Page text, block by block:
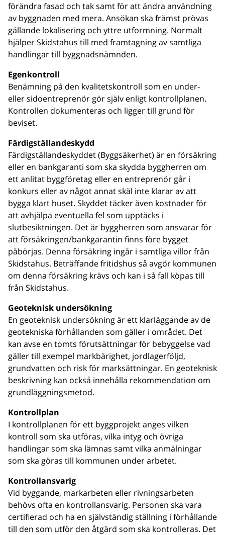
förändra fasad och tak samt för att ändra användning
av byggnaden med mera. Ansökan ska främst prövas
gällande lokalisering och yttre utformning. Normalt
hjälper Skidstahus till med framtagning av samtliga
handlingar till byggnadsnämnden.
Egenkontroll
Benämning på den kvalitetskontroll som en under-
eller sidoentreprenör gör själv enligt kontrollplanen.
Kontrollen dokumenteras och ligger till grund för
beviset.
Färdigställandeskydd
Färdigställandeskyddet (Byggsäkerhet) är en försäkring
eller en bankgaranti som ska skydda byggherren om
ett anlitat byggföretag eller en entreprenör går i
konkurs eller av något annat skäl inte klarar av att
bygga klart huset. Skyddet täcker även kostnader för
att avhjälpa eventuella fel som upptäcks i
slutbesiktningen. Det är byggherren som ansvarar för
att försäkringen/bankgarantin finns före bygget
påbörjas. Denna försäkring ingår i samtliga villor från
Skidstahus. Beträffande fritidshus så avgör kommunen
om denna försäkring krävs och kan i så fall köpas till
från Skidstahus.
Geoteknisk undersökning
En geoteknisk undersökning är ett klarläggande av de
geotekniska förhållanden som gäller i området. Det
kan avse en tomts förutsättningar för bebyggelse vad
gäller till exempel markbärighet, jordlagerföljd,
grundvatten och risk för marksättningar. En geoteknisk
beskrivning kan också innehålla rekommendation om
grundläggningsmetod.
Kontrollplan
I kontrollplanen för ett byggprojekt anges vilken
kontroll som ska utföras, vilka intyg och övriga
handlingar som ska lämnas samt vilka anmälningar
som ska göras till kommunen under arbetet.
Kontrollansvarig
Vid byggande, markarbeten eller rivningsarbeten
behövs ofta en kontrollansvarig. Personen ska vara
certifierad och ha en självständig ställning i förhållande
till den som utför den åtgärd som ska kontrolleras. Det